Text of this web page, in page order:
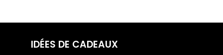
IDÉES DE CADEAUX